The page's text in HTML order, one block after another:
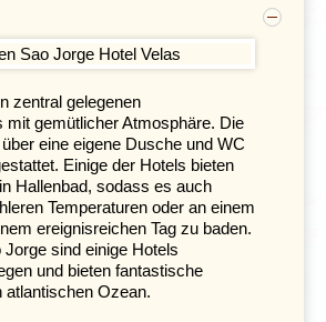
allem die Fajă do Ouvidor, der
der Insel und die Fajã dos Cubres.
von Fajã do Ouvidor wird
hauptsächlich als Schwimmbassin
einem warmen Tag sicher auch
der Umgebung von Velas gibt es
Wandertouren. Oder
nach Sete Fontes,
Park mit exotischen Pflanzen und
Wer mag, kann auch
einem Aussichtspunkt an der
längere Tour zum Leuchtturm bei
westlichsten Punkt der Insel
erwarten Sie wunderbare Ausblicke
zentral gelegenen
mit gemütlicher Atmosphäre. Die
eine eigene Dusche und WC
Einige der Hotels bieten
Hallenbad, sodass es auch
Temperaturen oder an einem
ereignisreichen Tag zu baden.
sind einige Hotels
und bieten fantastische
atlantischen Ozean.